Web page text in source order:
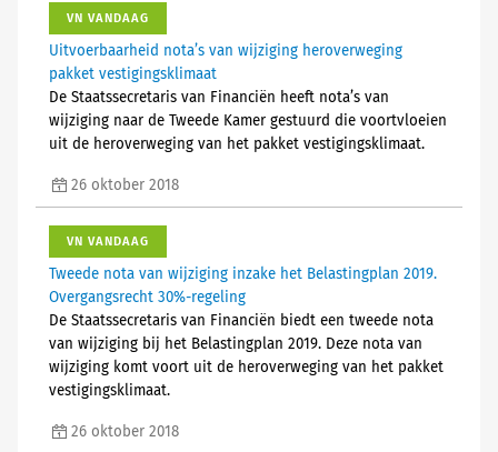
VN VANDAAG
Uitvoerbaarheid nota’s van wijziging heroverweging
pakket vestigingsklimaat
De Staatssecretaris van Financiën heeft nota’s van
wijziging naar de Tweede Kamer gestuurd die voortvloeien
uit de heroverweging van het pakket vestigingsklimaat.
26 oktober 2018
VN VANDAAG
Tweede nota van wijziging inzake het Belastingplan 2019.
Overgangsrecht 30%-regeling
De Staatssecretaris van Financiën biedt een tweede nota
van wijziging bij het Belastingplan 2019. Deze nota van
wijziging komt voort uit de heroverweging van het pakket
vestigingsklimaat.
26 oktober 2018